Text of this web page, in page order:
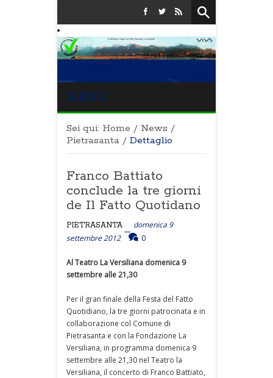
MENU
Sei qui: Home / News /
Pietrasanta / Dettaglio
Franco Battiato
conclude la tre giorni
de Il Fatto Quotidano
PIETRASANTA
domenica 9
settembre 2012
0
Al Teatro La Versiliana domenica 9
settembre alle 21,30
Per il gran finale della Festa del Fatto
Quotidiano, la tre giorni patrocinata e in
collaborazione col Comune di
Pietrasanta e con la Fondazione La
Versiliana, in programma domenica 9
settembre alle 21,30 nel Teatro la
Versiliana, il concerto di Franco Battiato,